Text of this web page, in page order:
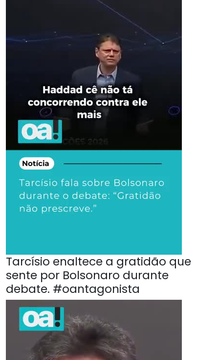
Tarcísio enaltece a gratidão que
sente por Bolsonaro durante
debate. #oantagonista